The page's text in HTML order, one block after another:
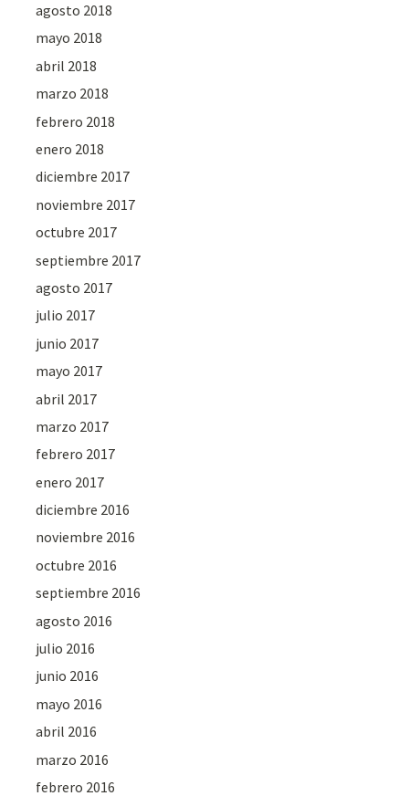
agosto 2018
mayo 2018
abril 2018
marzo 2018
febrero 2018
enero 2018
diciembre 2017
noviembre 2017
octubre 2017
septiembre 2017
agosto 2017
julio 2017
junio 2017
mayo 2017
abril 2017
marzo 2017
febrero 2017
enero 2017
diciembre 2016
noviembre 2016
octubre 2016
septiembre 2016
agosto 2016
julio 2016
junio 2016
mayo 2016
abril 2016
marzo 2016
febrero 2016